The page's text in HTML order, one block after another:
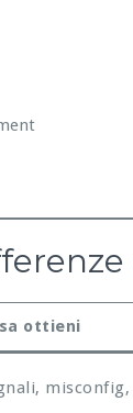
ottieni